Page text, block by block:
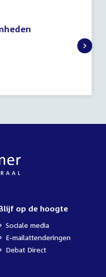
op de hoogte
Sociale media
E-mailattenderingen
Debat Direct